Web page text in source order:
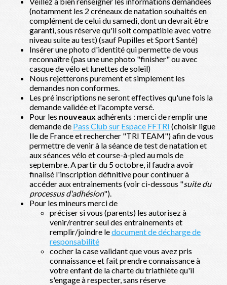
(notamment les 2 créneaux de natation souhaités en
complément de celui du samedi, dont un devrait être
garanti, sous réserve qu'il soit compatible avec votre
niveau suite au test) (sauf Pupilles et Sport Santé)
Insérer une photo d'identité qui permette de vous
reconnaître (pas une une photo "finisher" ou avec
casque de vélo et lunettes de soleil)
Nous rejetterons purement et simplement les
demandes non conformes.
Les pré inscriptions ne seront effectives qu'une fois la
demande validée et l'acompte versé.
Pour les nouveauxadhérents : merci de remplir une
demande de Pass Club sur Espace FFTRI (choisir ligue
Ile de France et rechercher "TRI TEAM") afin de vous
permettre de venir à la séance de test de natation et
aux séances vélo et course-à-pied au mois de
septembre. A partir du 5 octobre, il faudra avoir
finalisé l'inscription définitive pour continuer à
accéder aux entrainements (voir ci-dessous "suite du
processus d'adhésion").
Pour les mineurs merci de
préciser si vous (parents) les autorisez à
venir/rentrer seul des entrainements et
remplir/joindre ledocument de décharge de
responsabilité
cocher la case validant que vous avez pris
connaissance et fait prendre connaissance à
votre enfant de la charte du triathlète qu'il
s'engage à respecter, sans réserve